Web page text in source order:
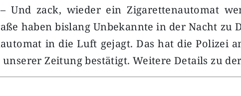
Und zack, wieder ein Zigarettenautomat
haben bislang Unbekannte in der Nacht zu
in die Luft gejagt. Das hat die Polizei
unserer Zeitung bestätigt. Weitere Details zu